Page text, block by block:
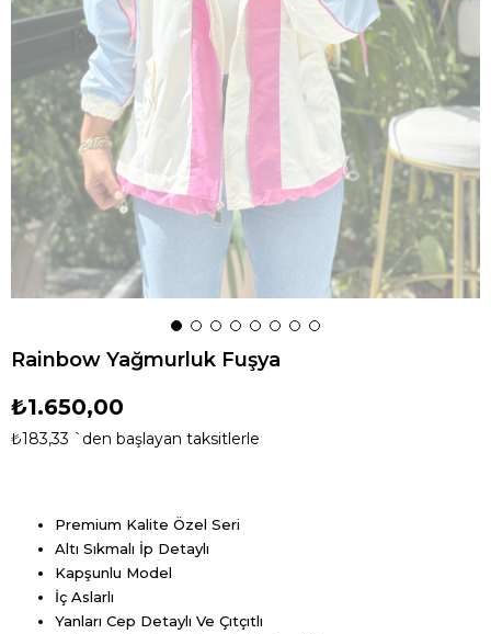
Rainbow Yağmurluk Fuşya
₺1.650,00
₺183,33 `den başlayan taksitlerle
Premium Kalite Özel Seri
Altı Sıkmalı İp Detaylı
Kapşunlu Model
İç Aslarlı
Yanları Cep Detaylı Ve Çıtçıtlı